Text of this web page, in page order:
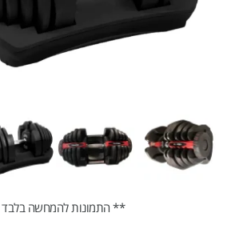
** התמונות להמחשה